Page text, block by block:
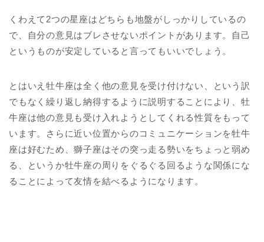
くわえて2つの星座はどちらも地盤がしっかりしているの
で、自分の意見はブレさせないポイントがあります。自己
というものが安定していると言ってもいいでしょう。
とはいえ牡牛座は全く他の意見を受け付けない、という訳
でもなく繰り返し納得するように説明することにより、牡
牛座は他の意見も受け入れようとしてくれる性質をもって
います。さらに近い位置からのコミュニケーションを牡牛
座は好むため、獅子座はその突っ走る勢いをちょっと弱め
る、というか牡牛座の周りをぐるぐる回るような関係にな
ることによって友情を結べるようになります。